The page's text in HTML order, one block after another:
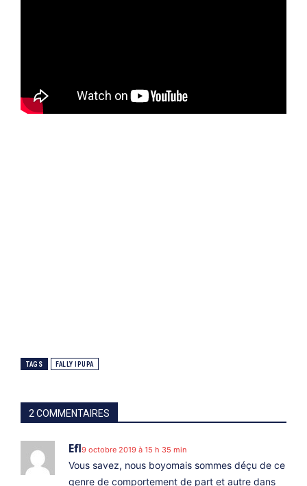
TAGS FALLY IPUPA
2 COMMENTAIRES
Efl9 octobre 2019 à 15 h 35 min
Vous savez, nous boyomais sommes déçu de ce
genre de comportement de part et autre dans